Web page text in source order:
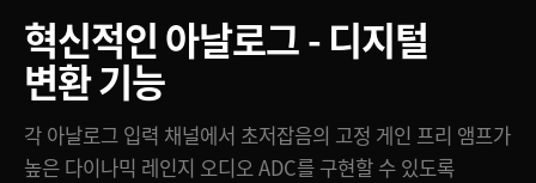
혁신적인 아날로그 - 디지털
변환 기능
각 아날로그 입력 채널에서 초저잡음의 고정 게인 프리 앰프가
높은 다이나믹 레인지 오디오 ADC를 구현할 수 있도록